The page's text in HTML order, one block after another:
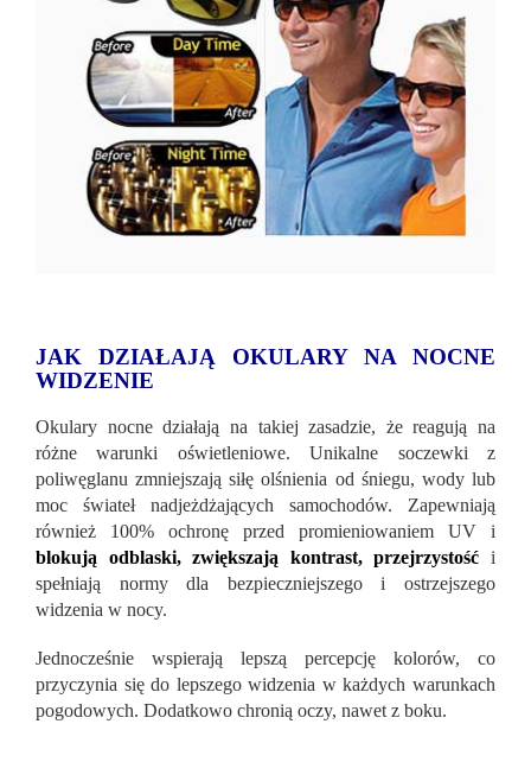
JAK DZIAŁAJĄ OKULARY NA NOCNE
WIDZENIE
Okulary nocne działają na takiej zasadzie, że reagują na
różne warunki oświetleniowe. Unikalne soczewki z
poliwęglanu zmniejszają siłę olśnienia od śniegu, wody lub
moc świateł nadjeżdżających samochodów. Zapewniają
również 100% ochronę przed promieniowaniem UV i
blokują odblaski, zwiększają kontrast, przejrzystość i
spełniają normy dla bezpieczniejszego i ostrzejszego
widzenia w nocy.
Jednocześnie wspierają lepszą percepcję kolorów, co
przyczynia się do lepszego widzenia w każdych warunkach
pogodowych. Dodatkowo chronią oczy, nawet z boku.